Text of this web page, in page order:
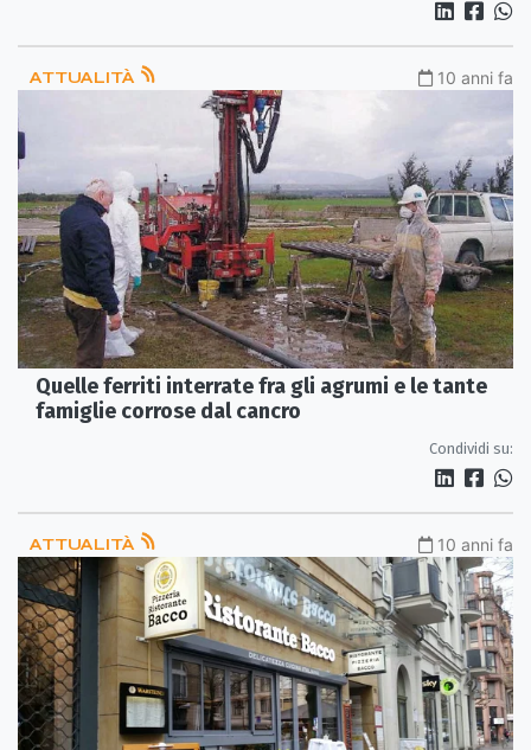
ATTUALITÀ 10 anni fa
Quelle ferriti interrate fra gli agrumi e le tante
famiglie corrose dal cancro
Condividi su:
ATTUALITÀ 10 anni fa